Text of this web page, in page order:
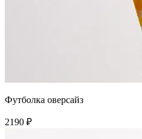
Футболка оверсайз
2190 ₽